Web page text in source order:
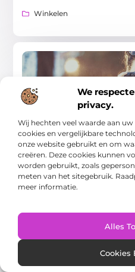
We
privacy.
Wij hechten veel waarde aan
cookies en vergelijkbare
onze website gebruikt en om
creëren. Deze cookies kunnen
worden gebruikt, zoals
meten van het sitegebruik.
meer informatie.
Alles
Cookies
Winkelen
Ontdek de magische
in Venray
Professional photography is a
talented photographers are
and its people. The role of a